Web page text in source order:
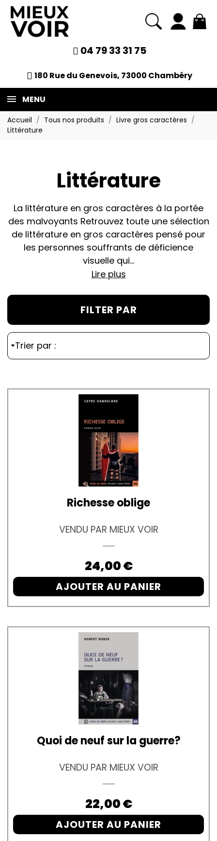
04 79 33 31 75
180 Rue du Genevois, 73000 Chambéry
MENU
Accueil Tous nos produits
Livre gros caractères
Littérature
Littérature
La littérature en gros caractères à la portée
des malvoyants Retrouvez toute une sélection
de littérature en gros caractères pensé pour
les personnes souffrants de déficience
visuelle qui...
Lire plus
FILTER PAR
Trier par :
Richesse oblige
VENDU PAR MIEUX VOIR
Prix
24,00 €
AJOUTER AU PANIER
Quoi de neuf sur la guerre?
VENDU PAR MIEUX VOIR
Prix
22,00 €
AJOUTER AU PANIER